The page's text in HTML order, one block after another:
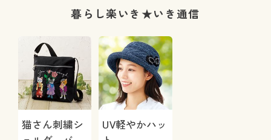
わらか・選べ
ス・洗濯機
OK・1年中は
ける)
ト・速乾・洗
暮らし楽いき★いき通信
猫さん刺繍シ
UV軽やかハッ